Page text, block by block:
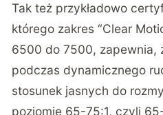
Tak też przykładowo
którego zakres “Clear
6500 do 7500, zapewnia,
podczas dynamicznego
stosunek jasnych do
poziomie 65-75:1, czyli